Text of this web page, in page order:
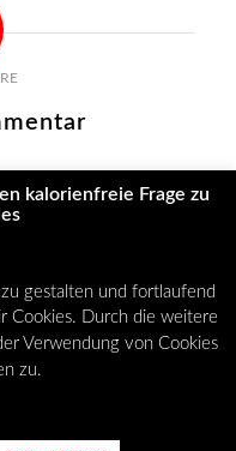
by Kriesi
Impressum
kalorienfreie Frage zu
gestalten und fortlaufend
Cookies. Durch die weitere
Verwendung von Cookies
zu.